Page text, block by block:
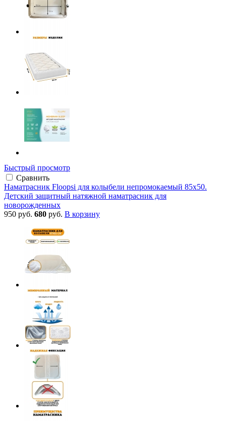
Быстрый просмотр
Сравнить
Наматрасник Floopsi для колыбели непромокаемый 85х50.
Детский защитный натяжной наматрасник для
новорожденных
950 руб. 680 руб. В корзину